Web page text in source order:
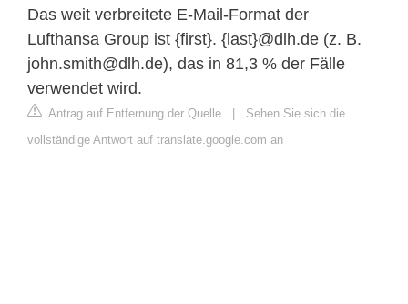
Das weit verbreitete E-Mail-Format der
Lufthansa Group ist {first}. {last}@dlh.de (z. B.
john.smith@dlh.de), das in 81,3 % der Fälle
verwendet wird.
Antrag auf Entfernung der Quelle | Sehen Sie sich die
vollständige Antwort auf translate.google.com an